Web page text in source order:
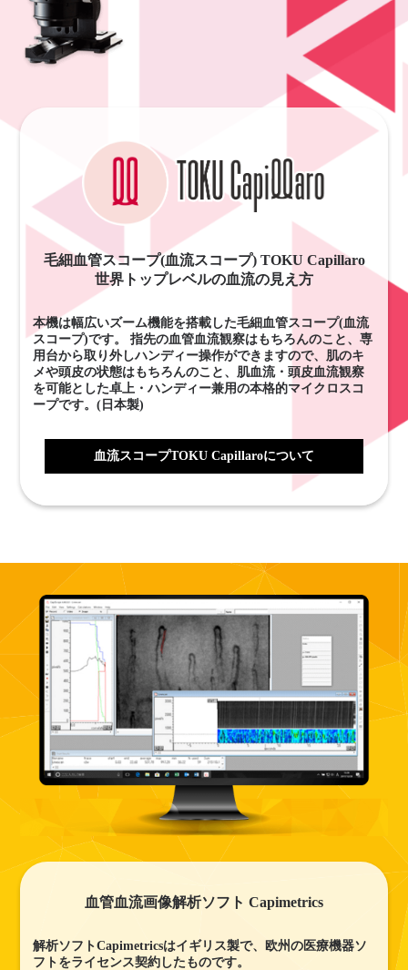
毛細血管スコープ(血流スコープ) TOKU Capillaro
世界トップレベルの血流の見え方
本機は幅広いズーム機能を搭載した毛細血管スコープ(血流
スコープ)です。 指先の血管血流観察はもちろんのこと、専
用台から取り外しハンディー操作ができますので、肌のキ
メや頭皮の状態はもちろんのこと、肌血流・頭皮血流観察
を可能とした卓上・ハンディー兼用の本格的マイクロスコ
ープです。(日本製)
血流スコープTOKU Capillaroについて
血管血流画像解析ソフト Capimetrics
解析ソフトCapimetricsはイギリス製で、欧州の医療機器ソ
フトをライセンス契約したものです。